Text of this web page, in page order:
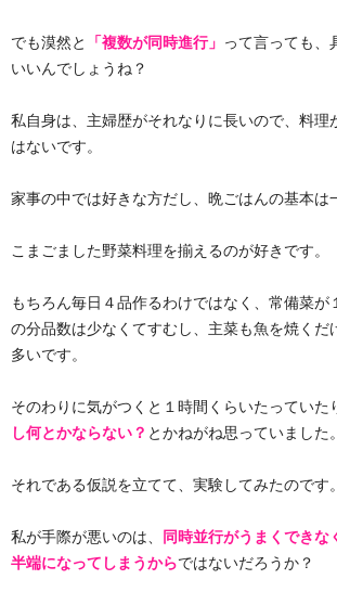
でも漠然と 「複数が同時進行」 って言っても、
いいんでしょうね？
私自身は、主婦歴がそれなりに長いので、料理
はないです。
家事の中では好きな方だし、晩ごはんの基本は
こまごました野菜料理を揃えるのが好きです。
もちろん毎日４品作るわけではなく、常備菜が
の分品数は少なくてすむし、主菜も魚を焼くだ
多いです。
そのわりに気がつくと１時間くらいたっていた
し何とかならない？ とかねがね思っていました。
それである仮説を立てて、実験してみたのです。
私が手際が悪いのは、
同時並行がうまくできな
半端になってしまうからではないだろうか？